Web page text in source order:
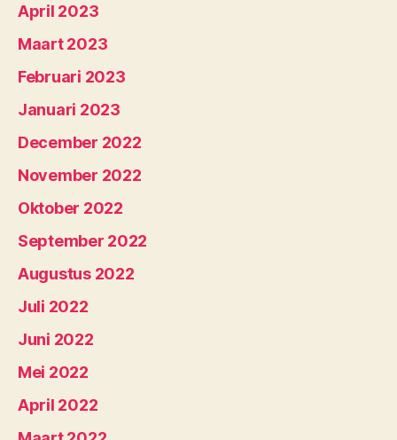
April 2023
Maart 2023
Februari 2023
Januari 2023
December 2022
November 2022
Oktober 2022
September 2022
Augustus 2022
Juli 2022
Juni 2022
Mei 2022
April 2022